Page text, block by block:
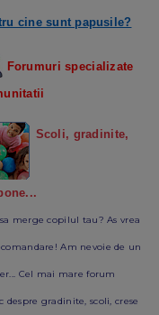
cine sunt papusile?
Forumuri specializate
Scoli, gradinite,
merge copilul tau? As vrea
Am nevoie de un
Cel mai mare forum
despre gradinite, scoli, crese